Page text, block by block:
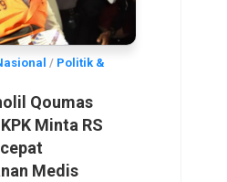
/ Politik &
Qoumas
Minta RS
Medis